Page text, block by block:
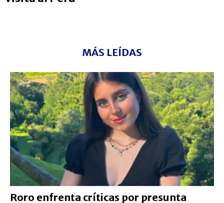
MÁS LEÍDAS
Roro enfrenta críticas por presunta